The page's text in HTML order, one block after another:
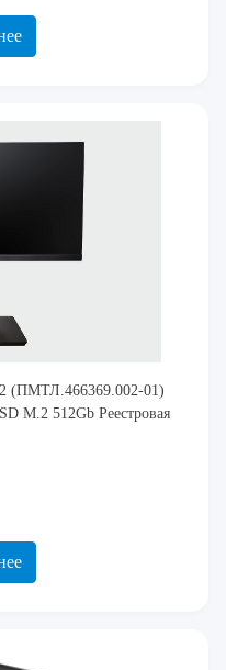
(ПМТЛ.466369.002-01)
M.2 512Gb Реестровая